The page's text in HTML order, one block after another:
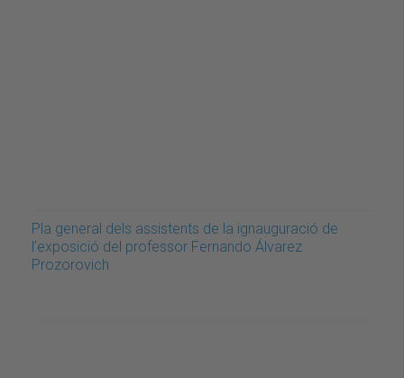
Pla general dels assistents de la ignauguració de
l’exposició del professor Fernando Álvarez
Prozorovich